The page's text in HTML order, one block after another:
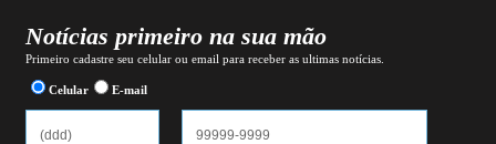
Notícias primeiro na sua mão
Primeiro cadastre seu celular ou email para receber as ultimas notícias.
Celular E-mail